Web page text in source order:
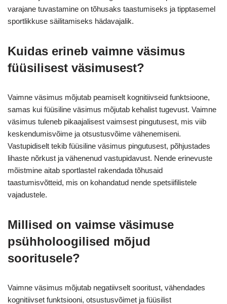
varajane tuvastamine on tõhusaks taastumiseks ja tipptasemel
sportlikkuse säilitamiseks hädavajalik.
Kuidas erineb vaimne väsimus
füüsilisest väsimusest?
Vaimne väsimus mõjutab peamiselt kognitiivseid funktsioone,
samas kui füüsiline väsimus mõjutab kehalist tugevust. Vaimne
väsimus tuleneb pikaajalisest vaimsest pingutusest, mis viib
keskendumisvõime ja otsustusvõime vähenemiseni.
Vastupidiselt tekib füüsiline väsimus pingutusest, põhjustades
lihaste nõrkust ja vähenenud vastupidavust. Nende erinevuste
mõistmine aitab sportlastel rakendada tõhusaid
taastumisvõtteid, mis on kohandatud nende spetsiifilistele
vajadustele.
Millised on vaimse väsimuse
psühholoogilised mõjud
sooritusele?
Vaimne väsimus mõjutab negatiivselt sooritust, vähendades
kognitiivset funktsiooni, otsustusvõimet ja füüsilist